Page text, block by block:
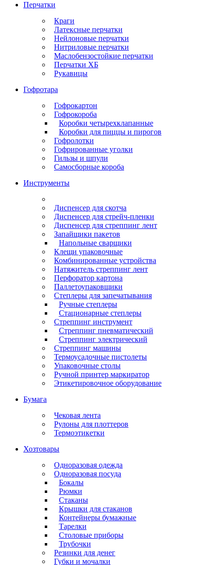
Перчатки
Краги
Латексные перчатки
Нейлоновые перчатки
Нитриловые перчатки
Маслобензостойкие перчатки
Перчатки ХБ
Рукавицы
Гофротара
Гофрокартон
Гофрокороба
Коробки четырехклапанные
Коробки для пиццы и пирогов
Гофролотки
Гофрированные уголки
Гильзы и шпули
Самосборные короба
Инструменты
Диспенсер для скотча
Диспенсер для стрейч-пленки
Диспенсер для стреппинг лент
Запайщики пакетов
Напольные сварщики
Клещи упаковочные
Комбинированные устройства
Натяжитель стреппинг лент
Перфоратор картона
Паллетоупаковщики
Степлеры для запечатывания
Ручные степлеры
Стационарные степлеры
Стреппинг инструмент
Стреппинг пневматический
Стреппинг электрический
Стреппинг машины
Термоусадочные пистолеты
Упаковочные столы
Ручной принтер маркиратор
Этикетировочное оборудование
Бумага
Чековая лента
Рулоны для плоттеров
Термоэтикетки
Хозтовары
Одноразовая одежда
Одноразовая посуда
Бокалы
Рюмки
Стаканы
Крышки для стаканов
Контейнеры бумажные
Тарелки
Столовые приборы
Трубочки
Резинки для денег
Губки и мочалки